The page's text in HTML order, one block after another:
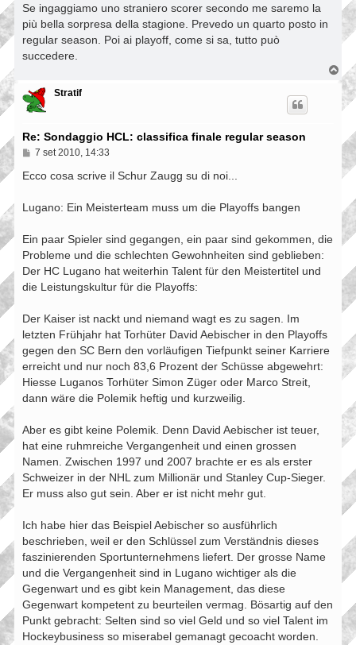
s
a
g
i
Se ingaggiamo uno straniero scorer secondo me saremo la
più bella sorpresa della stagione. Prevedo un quarto posto in
regular season. Poi ai playoff, come si sa, tutto può
succedere.
o
p
Stratif
Re: Sondaggio HCL: classifica finale regular season
M
s
g
o
7 set 2010, 14:33
Ecco cosa scrive il Schur Zaugg su di noi...
Lugano: Ein Meisterteam muss um die Playoffs bangen
Ein paar Spieler sind gegangen, ein paar sind gekommen, die
Probleme und die schlechten Gewohnheiten sind geblieben:
Der HC Lugano hat weiterhin Talent für den Meistertitel und
die Leistungskultur für die Playoffs:
Der Kaiser ist nackt und niemand wagt es zu sagen. Im
letzten Frühjahr hat Torhüter David Aebischer in den Playoffs
gegen den SC Bern den vorläufigen Tiefpunkt seiner Karriere
erreicht und nur noch 83,6 Prozent der Schüsse abgewehrt:
Hiesse Luganos Torhüter Simon Züger oder Marco Streit,
dann wäre die Polemik heftig und kurzweilig.
Aber es gibt keine Polemik. Denn David Aebischer ist teuer,
hat eine ruhmreiche Vergangenheit und einen grossen
Namen. Zwischen 1997 und 2007 brachte er es als erster
Schweizer in der NHL zum Millionär und Stanley Cup-Sieger.
Er muss also gut sein. Aber er ist nicht mehr gut.
Ich habe hier das Beispiel Aebischer so ausführlich
beschrieben, weil er den Schlüssel zum Verständnis dieses
faszinierenden Sportunternehmens liefert. Der grosse Name
und die Vergangenheit sind in Lugano wichtiger als die
Gegenwart und es gibt kein Management, das diese
Gegenwart kompetent zu beurteilen vermag. Bösartig auf den
Punkt gebracht: Selten sind so viel Geld und so viel Talent im
Hockeybusiness so miserabel gemanagt gecoacht worden.